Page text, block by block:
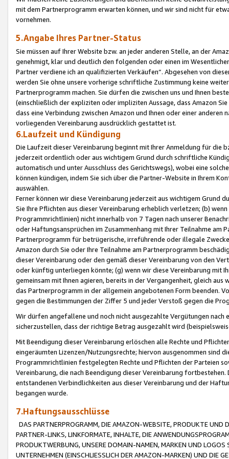
mit dem Partnerprogramm erwarten können, und wir sind nicht für
vornehmen.
5.Angabe Ihres Partner-Status
Sie müssen auf Ihrer Website bzw. an jeder anderen Stelle, an der
genehmigt, klar und deutlich den folgenden oder einen im
Partner verdiene ich an qualifizierten Verkäufen“. Abgesehen von
werden Sie ohne unsere vorherige schriftliche Zustimmung keine
Partnerprogramm machen. Sie dürfen die zwischen uns und Ihnen
(einschließlich der expliziten oder impliziten Aussage, dass Amazon
dass eine Verbindung zwischen Amazon und Ihnen oder einer
vorliegenden Vereinbarung ausdrücklich gestattet ist.
6.Laufzeit und Kündigung
Die Laufzeit dieser Vereinbarung beginnt mit Ihrer Anmeldung für die
jederzeit ordentlich oder aus wichtigem Grund durch schriftliche
automatisch und unter Ausschluss des Gerichtswegs), wobei eine
können kündigen, indem Sie sich über die Partner-Website in Ihrem
auswählen.
Ferner können wir diese Vereinbarung jederzeit aus wichtigem Grund
Sie Ihre Pflichten aus dieser Vereinbarung erheblich verletzen; (b)
Programmrichtlinien) nicht innerhalb von 7 Tagen nach unserer
oder Haftungsansprüchen im Zusammenhang mit Ihrer Teilnahme am
Partnerprogramm für betrügerische, irreführende oder illegale
Amazon durch Sie oder Ihre Teilnahme am Partnerprogramm
dieser Vereinbarung oder den gemäß dieser Vereinbarung von den
oder künftig unterliegen könnte; (g) wenn wir diese Vereinbarung mit
gemeinsam mit Ihnen agieren, bereits in der Vergangenheit, gleich
das Partnerprogramm in der allgemein angebotenen Form beenden.
gegen die Bestimmungen der Ziffer 5 und jeder Verstoß gegen die
Wir dürfen angefallene und noch nicht ausgezahlte Vergütungen
sicherzustellen, dass der richtige Betrag ausgezahlt wird
Mit Beendigung dieser Vereinbarung erlöschen alle Rechte und
eingeräumten Lizenzen/Nutzungsrechte; hiervon ausgenommen sind
Programmrichtlinien festgelegten Rechte und Pflichten der Parteien
Vereinbarung, die nach Beendigung dieser Vereinbarung
entstandenen Verbindlichkeiten aus dieser Vereinbarung und der
begangen wurde.
7.Haftungsausschlüsse
DAS PARTNERPROGRAMM, DIE AMAZON-WEBSITE, PRODUKTE UND
PARTNER-LINKS, LINKFORMATE, INHALTE, DIE
PRODUKTWERBUNG, UNSERE DOMAIN-NAMEN, MARKEN UND
UNTERNEHMEN (EINSCHLIESSLICH DER AMAZON-MARKEN) UND DIE